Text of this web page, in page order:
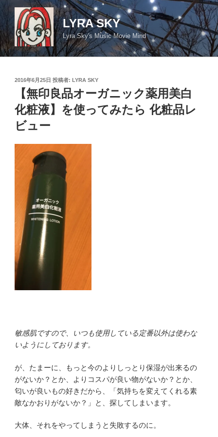
コ
ン
テ
ン
ツ
LYRA SKY
Lyra Sky's Music Movie Mind
投
2016年6月25日 投稿者: LYRA SKY
【無印良品オーガニック薬用美白
化粧液】を使ってみたら 化粧品レ
ビュー
敏感肌ですので、いつも使用している定番以外は使わな
いようにしております。
が、たまーに、もっと今のよりしっとり保湿が出来るの
がないか？とか、よりコスパが良い物がないか？とか、
匂いが良いもの好きだから、「気持ちを変えてくれる素
敵なかおりがないか？」と、探してしまいます。
大体、それをやってしまうと失敗するのに。